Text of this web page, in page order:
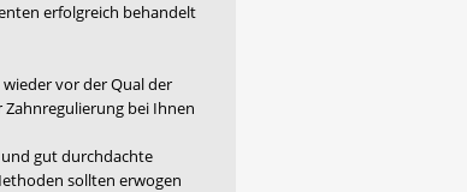
erfolgreich behandelt
vor der Qual der
bei Ihnen
gut durchdachte
sollten erwogen